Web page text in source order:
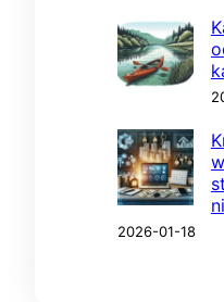
2026-01-18